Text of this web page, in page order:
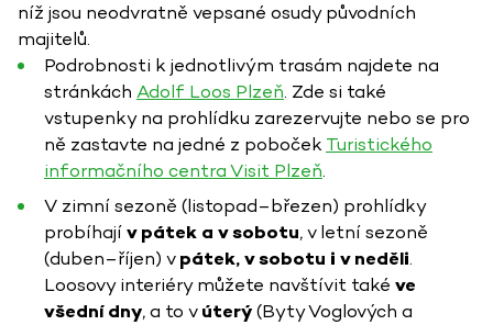
níž jsou neodvratně vepsané osudy původních
majitelů.
Podrobnosti k jednotlivým trasám najdete na
stránkách Adolf Loos Plzeň. Zde si také
vstupenky na prohlídku zarezervujte nebo se pro
ně zastavte na jedné z pobočekTuristického
informačního centra Visit Plzeň.
V zimní sezoně (listopad–březen) prohlídky
probíhajív pátek a v sobotu, v letní sezoně
(duben–říjen) vpátek, v sobotu i v neděli.
Loosovy interiéry můžete navštívit také ve
všední dny, a to vúterý(Byty Voglových a